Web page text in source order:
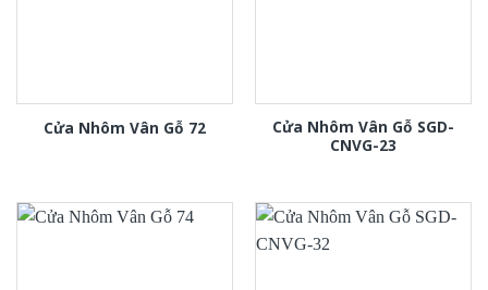
Cửa Nhôm Vân Gỗ 72
Cửa Nhôm Vân Gỗ SGD-
CNVG-23